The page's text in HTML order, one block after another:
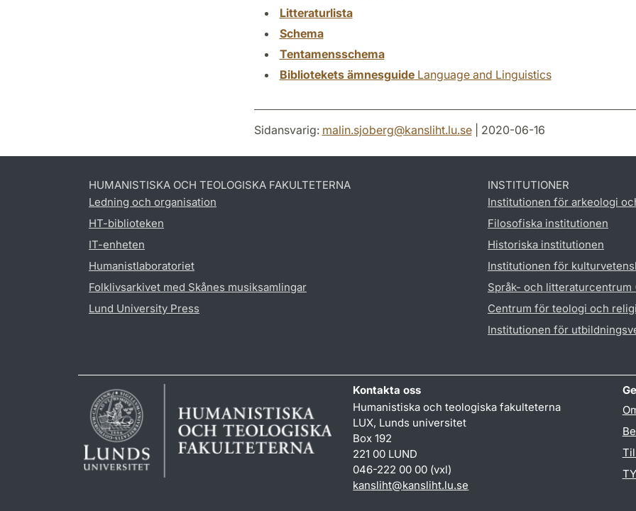
Litteraturlista
Schema
Tentamensschema
Bibliotekets ämnesguideLanguage and Linguistics
Sidansvarig: malin.sjoberg@kansliht.lu.se| 2020-06-16
HUMANISTISKA OCH TEOLOGISKA FAKULTETERNA
Ledning och organisation
HT-biblioteken
IT-enheten
Humanistlaboratoriet
Folklivsarkivet med Skånes musiksamlingar
Lund University Press
INSTITUTIONER
Institutionen för arkeologi
Filosofiska institutionen
Historiska institutionen
Institutionen för
Språk- och litteraturcentrum
Centrum för teologi och
Institutionen för
Kontakta oss
Humanistiska och teologiska fakulteterna
LUX, Lunds universitet
Box 192
221 00 LUND
046-222 00 00 (vxl)
kansliht@kansliht.lu.se